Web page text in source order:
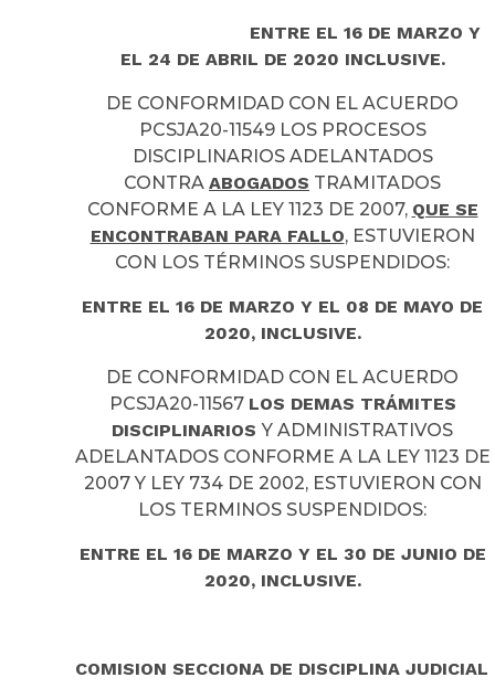
ENTRE EL 16 DE MARZO Y
EL 24 DE ABRIL DE 2020 INCLUSIVE.
DE CONFORMIDAD CON EL ACUERDO
PCSJA20-11549 LOS PROCESOS
DISCIPLINARIOS ADELANTADOS
CONTRA ABOGADOS TRAMITADOS
CONFORME A LA LEY 1123 DE 2007, QUE SE
ENCONTRABAN PARA FALLO, ESTUVIERON
CON LOS TÉRMINOS SUSPENDIDOS:
ENTRE EL 16 DE MARZO Y EL 08 DE MAYO DE
2020, INCLUSIVE.
DE CONFORMIDAD CON EL ACUERDO
PCSJA20-11567 LOS DEMAS TRÁMITES
DISCIPLINARIOSY ADMINISTRATIVOS
ADELANTADOS CONFORME A LA LEY 1123 DE
2007 Y LEY 734 DE 2002, ESTUVIERON CON
LOS TERMINOS SUSPENDIDOS:
ENTRE EL 16 DE MARZO Y EL 30 DE JUNIO DE
2020, INCLUSIVE.
COMISION SECCIONA DE DISCIPLINA JUDICIAL